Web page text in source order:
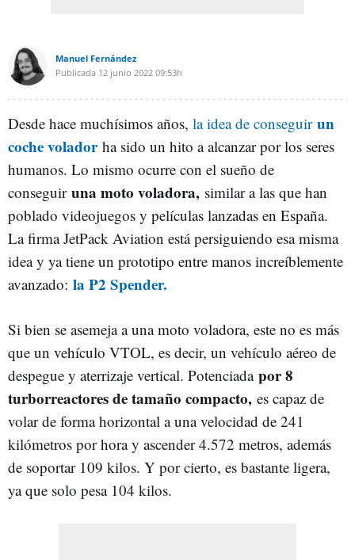
Manuel Fernández
Publicada 12 junio 2022 09:53h
Desde hace muchísimos años, la idea de conseguir un
coche volador ha sido un hito a alcanzar por los seres
humanos. Lo mismo ocurre con el sueño de
conseguir una moto voladora, similar a las que han
poblado videojuegos y películas lanzadas en España.
La firma JetPack Aviation está persiguiendo esa misma
idea y ya tiene un prototipo entre manos increíblemente
avanzado: la P2 Spender.
Si bien se asemeja a una moto voladora, este no es más
que un vehículo VTOL, es decir, un vehículo aéreo de
despegue y aterrizaje vertical. Potenciada por 8
turborreactores de tamaño compacto, es capaz de
volar de forma horizontal a una velocidad de 241
kilómetros por hora y ascender 4.572 metros, además
de soportar 109 kilos. Y por cierto, es bastante ligera,
ya que solo pesa 104 kilos.